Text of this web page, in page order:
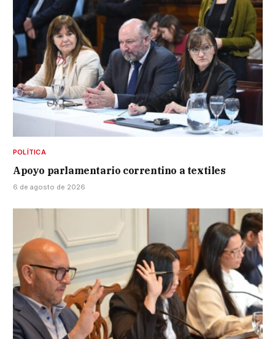
POLÍTICA
Apoyo parlamentario correntino a textiles
6 de agosto de 2026